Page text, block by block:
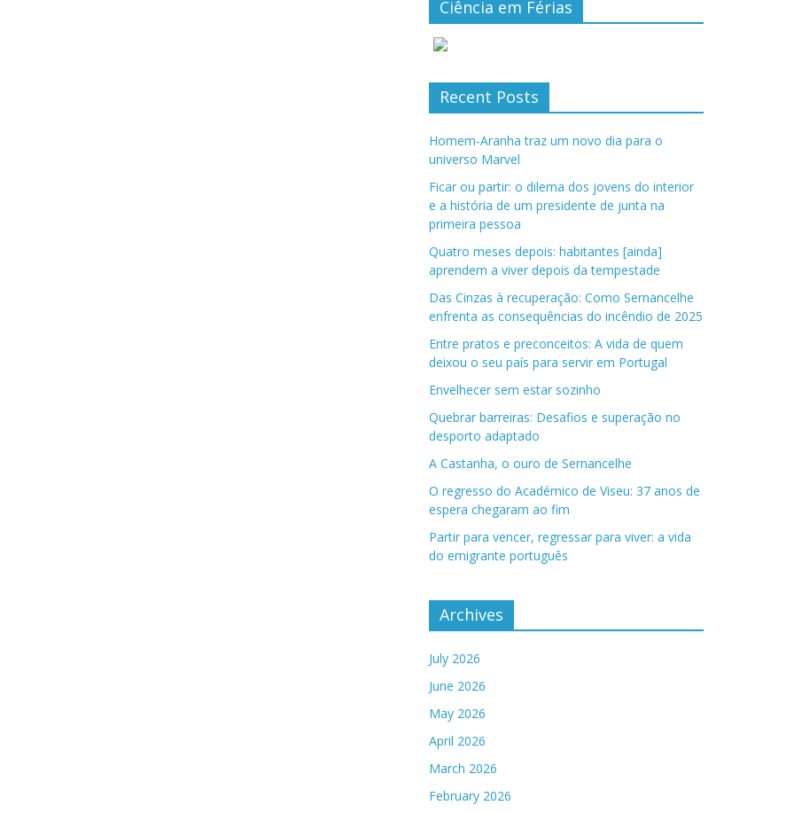
Ciência em Férias
Recent Posts
Homem-Aranha traz um novo dia para o
universo Marvel
Ficar ou partir: o dilema dos jovens do interior
e a história de um presidente de junta na
primeira pessoa
Quatro meses depois: habitantes [ainda]
aprendem a viver depois da tempestade
Das Cinzas à recuperação: Como Sernancelhe
enfrenta as consequências do incêndio de 2025
Entre pratos e preconceitos: A vida de quem
deixou o seu país para servir em Portugal
Envelhecer sem estar sozinho
Quebrar barreiras: Desafios e superação no
desporto adaptado
A Castanha, o ouro de Sernancelhe
O regresso do Académico de Viseu: 37 anos de
espera chegaram ao fim
Partir para vencer, regressar para viver: a vida
do emigrante português
Archives
July 2026
June 2026
May 2026
April 2026
March 2026
February 2026